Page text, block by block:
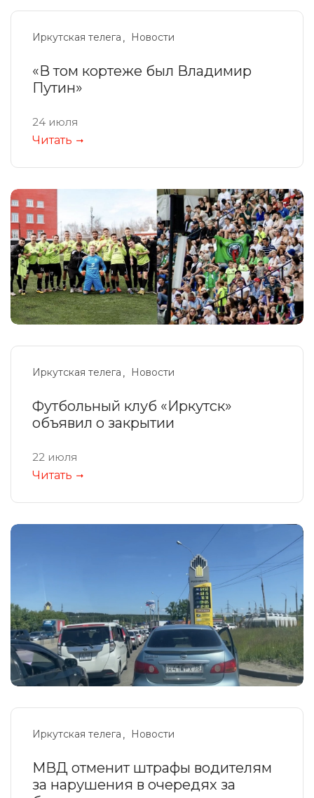
Иркутская телега Новости
«В том кортеже был Владимир
Путин»
24 июля
Читать
Иркутская телега Новости
Футбольный клуб «Иркутск»
объявил о закрытии
22 июля
Читать
Иркутская телега Новости
МВД отменит штрафы водителям
за нарушения в очередях за